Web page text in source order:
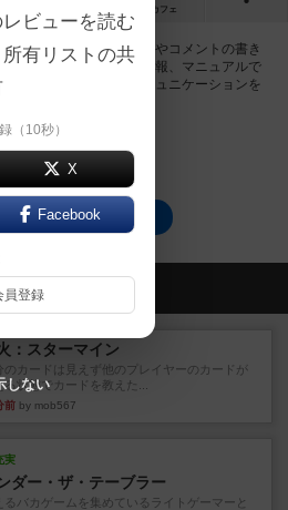
カフェ
トに関する掲示板の作成やコメントの書き
ールの疑問やエラッタ情報、マニュアルで
て会員同士で自由にコミュニケーションを
ン/無料会員登録
コレクトのトップに戻る
新しい投稿
：スターマイン
のカードは見えず他のプレイヤーのカードが
る状態でカードを教えた...
前 by mob567
実
ダー・ザ・テーブラー
るバカゲームを集めているライトゲーマーと
ビューを読む
有リストの共
（10秒）
X
Facebook
員登録
しない